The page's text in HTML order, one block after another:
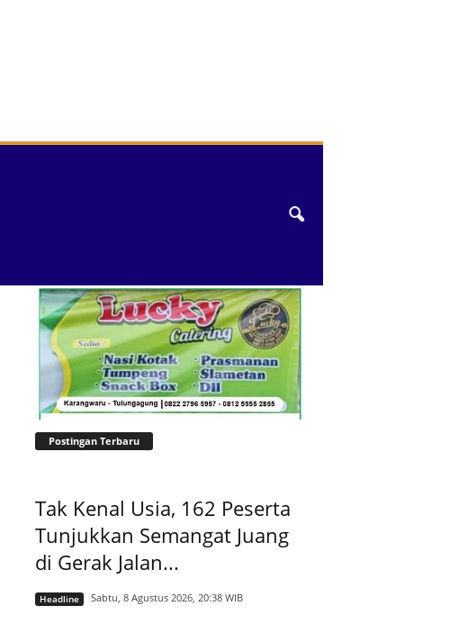
Postingan Terbaru
Tak Kenal Usia, 162 Peserta
Tunjukkan Semangat Juang
di Gerak Jalan...
Headline Sabtu, 8 Agustus 2026, 20:38 WIB